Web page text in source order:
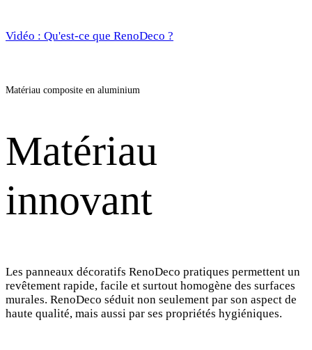
Vidéo : Qu'est-ce que RenoDeco ?
Matériau composite en aluminium
Matériau
innovant
Les panneaux décoratifs RenoDeco pratiques permettent un
revêtement rapide, facile et surtout homogène des surfaces
murales. RenoDeco séduit non seulement par son aspect de
haute qualité, mais aussi par ses propriétés hygiéniques.